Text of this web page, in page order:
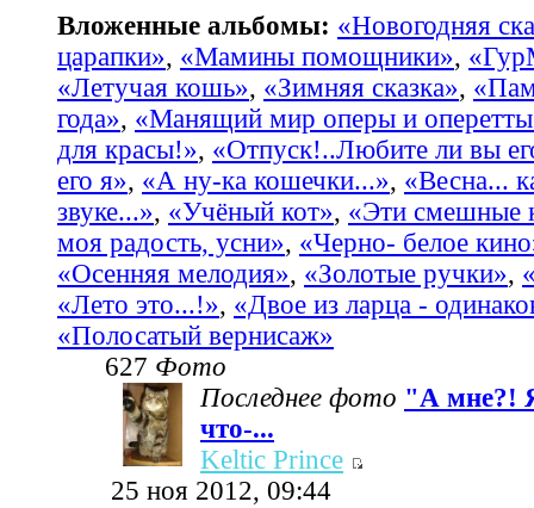
Вложенные альбомы: «Новогодняя
царапки», «Мамины помощники»,
«Летучая кошь», «Зимняя сказка»,
года», «Манящий мир оперы и
для красы!», «Отпуск!..Любите ли вы
его я», «А ну-ка кошечки...», «Весна...
звуке...», «Учёный кот», «Эти смешные
моя радость, усни», «Черно- белое
«Осенняя мелодия», «Золотые ручки»,
«Лето это...!», «Двое из ларца -
«Полосатый вернисаж»
627 Фото
Последнее фото "А мне?!
что-...
Keltic Prince
25 ноя 2012, 09:44